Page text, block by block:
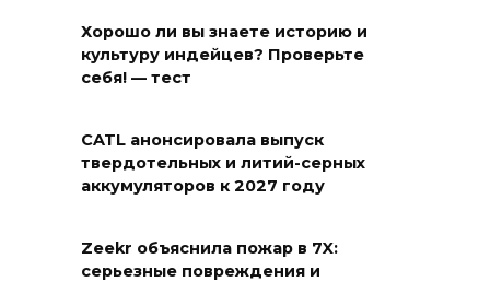
Хорошо ли вы знаете историю и
культуру индейцев? Проверьте
себя! — тест
CATL анонсировала выпуск
твердотельных и литий-серных
аккумуляторов к 2027 году
Zeekr объяснила пожар в 7X:
серьезные повреждения и